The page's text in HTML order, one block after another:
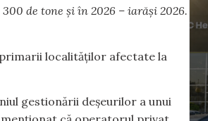
de tone și în 2026 – iarăși 2026.
localităților afectate la
gestionării deșeurilor a unui